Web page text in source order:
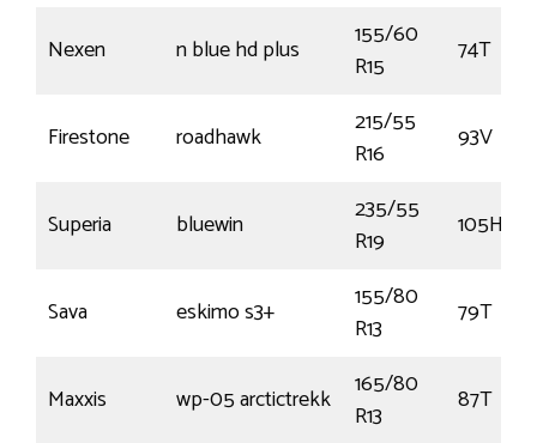
Nexen n blue hd plus
155/60
R15
74T
Firestone roadhawk
215/55
R16
93V
Superia bluewin
235/55
R19
105H
Sava eskimo s3+
155/80
R13
79T
Maxxis wp-05 arctictrekk
165/80
R13
87T